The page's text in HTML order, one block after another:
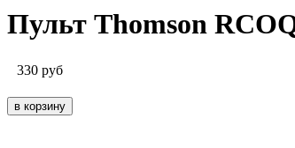
Пульт Thomson
330 руб